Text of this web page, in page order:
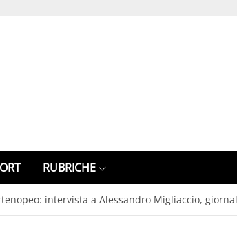
RUBRICHE
intervista a Alessandro Migliaccio,